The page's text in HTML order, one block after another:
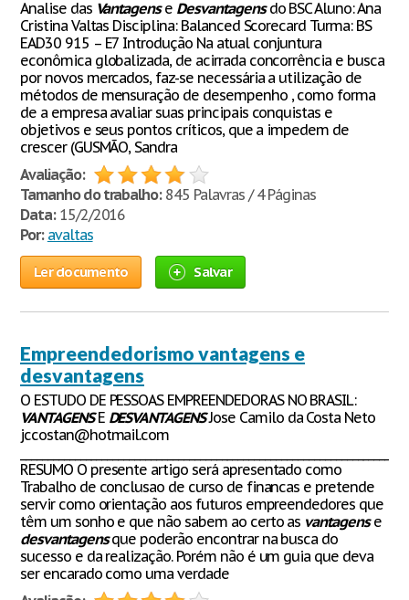
Analise das Vantagense Desvantagensdo BSC Aluno: Ana
Cristina Valtas Disciplina: Balanced Scorecard Turma: BS
EAD30 915 – E7 Introdução Na atual conjuntura
econômica globalizada, de acirrada concorrência e busca
por novos mercados, faz-se necessária a utilização de
métodos de mensuração de desempenho , como forma
de a empresa avaliar suas principais conquistas e
objetivos e seus pontos críticos, que a impedem de
crescer (GUSMÃO, Sandra
Avaliação:
Tamanho do trabalho:845 Palavras / 4 Páginas
Data:15/2/2016
Por: avaltas
Ler documento Salvar
Empreendedorismo vantagens e
desvantagens
O ESTUDO DE PESSOAS EMPREENDEDORAS NO BRASIL:
VANTAGENSE DESVANTAGENSJose Camilo da Costa Neto
jccostan@hotmail.com
RESUMO O presente artigo será apresentado como
Trabalho de conclusao de curso de financas e pretende
servir como orientação aos futuros empreendedores que
têm um sonho e que não sabem ao certo as vantagense
desvantagensque poderão encontrar na busca do
sucesso e da realização. Porém não é um guia que deva
ser encarado como uma verdade